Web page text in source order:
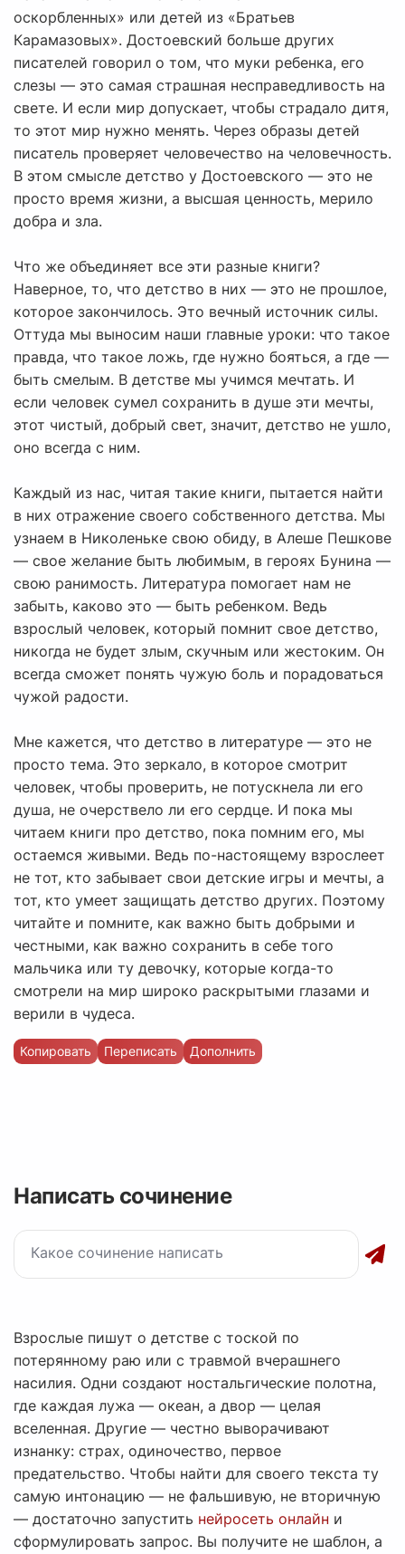
оскорбленных» или детей из «Братьев
Карамазовых». Достоевский больше других
писателей говорил о том, что муки ребенка, его
слезы — это самая страшная несправедливость на
свете. И если мир допускает, чтобы страдало дитя,
то этот мир нужно менять. Через образы детей
писатель проверяет человечество на человечность.
В этом смысле детство у Достоевского — это не
просто время жизни, а высшая ценность, мерило
добра и зла.
Что же объединяет все эти разные книги?
Наверное, то, что детство в них — это не прошлое,
которое закончилось. Это вечный источник силы.
Оттуда мы выносим наши главные уроки: что такое
правда, что такое ложь, где нужно бояться, а где —
быть смелым. В детстве мы учимся мечтать. И
если человек сумел сохранить в душе эти мечты,
этот чистый, добрый свет, значит, детство не ушло,
оно всегда с ним.
Каждый из нас, читая такие книги, пытается найти
в них отражение своего собственного детства. Мы
узнаем в Николеньке свою обиду, в Алеше Пешкове
— свое желание быть любимым, в героях Бунина —
свою ранимость. Литература помогает нам не
забыть, каково это — быть ребенком. Ведь
взрослый человек, который помнит свое детство,
никогда не будет злым, скучным или жестоким. Он
всегда сможет понять чужую боль и порадоваться
чужой радости.
Мне кажется, что детство в литературе — это не
просто тема. Это зеркало, в которое смотрит
человек, чтобы проверить, не потускнела ли его
душа, не очерствело ли его сердце. И пока мы
читаем книги про детство, пока помним его, мы
остаемся живыми. Ведь по-настоящему взрослеет
не тот, кто забывает свои детские игры и мечты, а
тот, кто умеет защищать детство других. Поэтому
читайте и помните, как важно быть добрыми и
честными, как важно сохранить в себе того
мальчика или ту девочку, которые когда-то
смотрели на мир широко раскрытыми глазами и
верили в чудеса.
Копировать Переписать Дополнить
Написать сочинение
Взрослые пишут о детстве с тоской по
потерянному раю или с травмой вчерашнего
насилия. Одни создают ностальгические полотна,
где каждая лужа — океан, а двор — целая
вселенная. Другие — честно выворачивают
изнанку: страх, одиночество, первое
предательство. Чтобы найти для своего текста ту
самую интонацию — не фальшивую, не вторичную
— достаточно запустить нейросеть онлайн и
сформулировать запрос. Вы получите не шаблон, а